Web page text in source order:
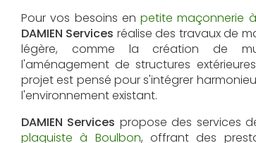
Pour vos besoins enpetite maçonnerie
DAMIEN Services réalise des travaux de
légère, comme la création de
l'aménagement de structures
projet est pensé pour s'intégrer
l'environnement existant.
DAMIEN Services propose des services
plaquiste à Boulbon, offrant des